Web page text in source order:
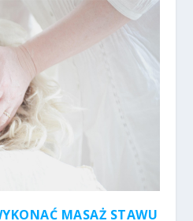
MASAŻ STAWU